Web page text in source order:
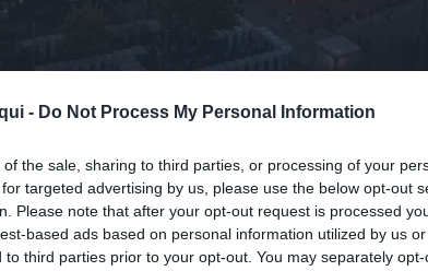
- Do Not Process My Personal Information
the sale, sharing to third parties, or processing of your
targeted advertising by us, please use the below opt-out
Please note that after your opt-out request is processed
based ads based on personal information utilized by us
to third parties prior to your opt-out. You may separately
de Google de forma gratuita.
a tener a Torrent como sede